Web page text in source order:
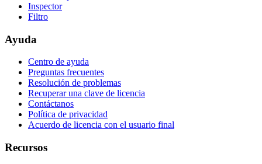
Inspector
Filtro
Ayuda
Centro de ayuda
Preguntas frecuentes
Resolución de problemas
Recuperar una clave de licencia
Contáctanos
Política de privacidad
Acuerdo de licencia con el usuario final
Recursos